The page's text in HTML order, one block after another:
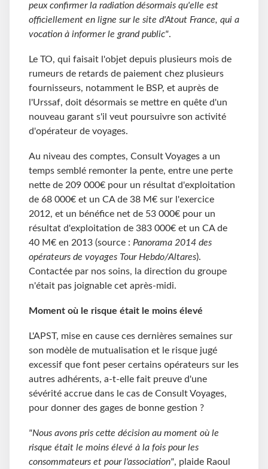
peux confirmer la radiation désormais qu'elle est
officiellement en ligne sur le site d'Atout France, qui a
vocation à informer le grand public".
Le TO, qui faisait l'objet depuis plusieurs mois de
rumeurs de retards de paiement chez plusieurs
fournisseurs, notamment le BSP, et auprès de
l'Urssaf, doit désormais se mettre en quête d'un
nouveau garant s'il veut poursuivre son activité
d'opérateur de voyages.
Au niveau des comptes, Consult Voyages a un
temps semblé remonter la pente, entre une perte
nette de 209 000€ pour un résultat d'exploitation
de 68 000€ et un CA de 38 M€ sur l'exercice
2012, et un bénéfice net de 53 000€ pour un
résultat d'exploitation de 383 000€ et un CA de
40 M€ en 2013 (source : Panorama 2014 des
opérateurs de voyages Tour Hebdo/Altares).
Contactée par nos soins, la direction du groupe
n'était pas joignable cet après-midi.
Moment où le risque était le moins élevé
L'APST, mise en cause ces dernières semaines sur
son modèle de mutualisation et le risque jugé
excessif que font peser certains opérateurs sur les
autres adhérents, a-t-elle fait preuve d'une
sévérité accrue dans le cas de Consult Voyages,
pour donner des gages de bonne gestion ?
"Nous avons pris cette décision au moment où le
risque était le moins élevé à la fois pour les
consommateurs et pour l'association", plaide Raoul